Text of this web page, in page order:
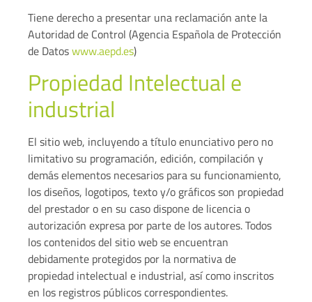
Tiene derecho a presentar una reclamación ante la
Autoridad de Control (Agencia Española de Protección
de Datoswww.aepd.es)
Propiedad Intelectual e
industrial
El sitio web, incluyendo a título enunciativo pero no
limitativo su programación, edición, compilación y
demás elementos necesarios para su funcionamiento,
los diseños, logotipos, texto y/o gráficos son propiedad
del prestador o en su caso dispone de licencia o
autorización expresa por parte de los autores. Todos
los contenidos del sitio web se encuentran
debidamente protegidos por la normativa de
propiedad intelectual e industrial, así como inscritos
en los registros públicos correspondientes.